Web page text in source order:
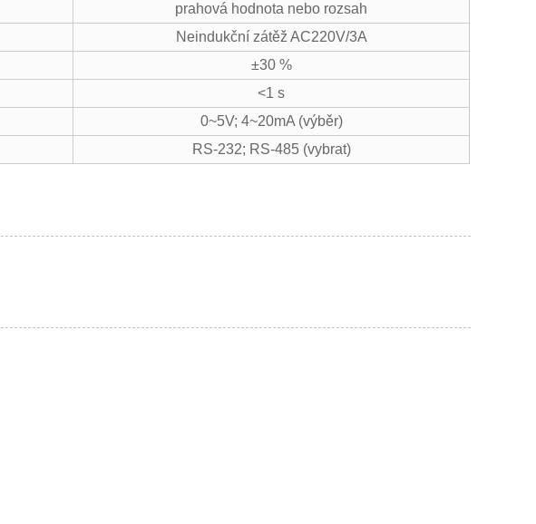
prahová hodnota nebo rozsah
Neindukční zátěž AC220V/3A
±30 %
<1 s
0~5V; 4~20mA (výběr)
RS-232; RS-485 (vybrat)